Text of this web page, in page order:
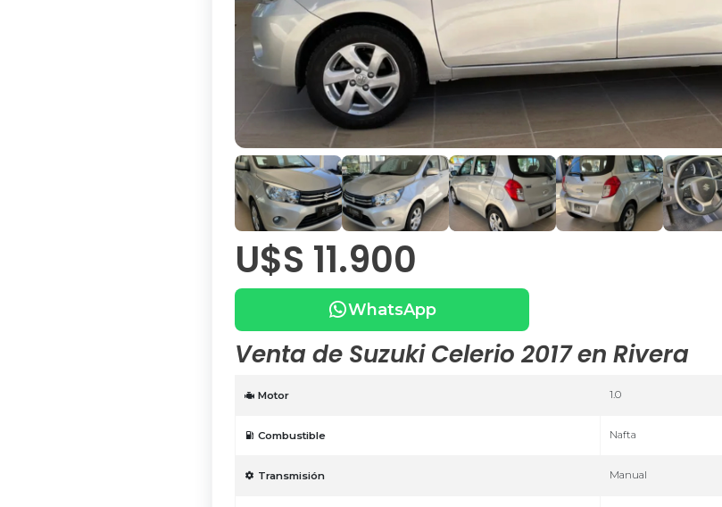
U$S 11.900
WhatsApp
Venta de Suzuki Celerio 2017 en Rivera
Motor 1.0
Combustible Nafta
Transmisión Manual